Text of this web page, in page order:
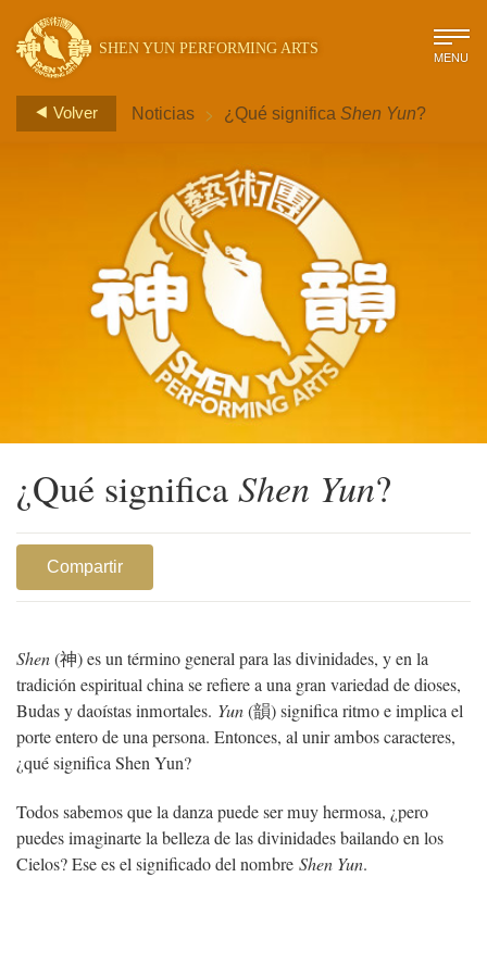
SHEN YUN PERFORMING ARTS MENU
Volver Noticias > ¿Qué significa Shen Yun?
¿Qué significa Shen Yun?
Compartir
Shen(神) es un término general para las divinidades, y en la
tradición espiritual china se refiere a una gran variedad de dioses,
Budas y daoístas inmortales. Yun(韻) significa ritmo e implica el
porte entero de una persona. Entonces, al unir ambos caracteres,
¿qué significa Shen Yun?
Todos sabemos que la danza puede ser muy hermosa, ¿pero
puedes imaginarte la belleza de las divinidades bailando en los
Cielos? Ese es el significado del nombre Shen Yun.